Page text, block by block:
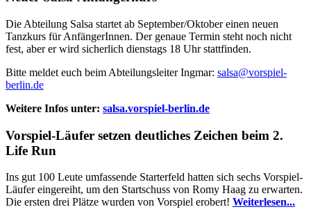
Die Abteilung Salsa startet ab September/Oktober einen neuen
Tanzkurs für AnfängerInnen. Der genaue Termin steht noch nicht
fest, aber er wird sicherlich dienstags 18 Uhr stattfinden.
Bitte meldet euch beim Abteilungsleiter Ingmar: salsa@vorspiel-
berlin.de
Weitere Infos unter: salsa.vorspiel-berlin.de
Vorspiel-Läufer setzen deutliches Zeichen beim 2.
Life Run
Ins gut 100 Leute umfassende Starterfeld hatten sich sechs Vorspiel-
Läufer eingereiht, um den Startschuss von Romy Haag zu erwarten.
Die ersten drei Plätze wurden von Vorspiel erobert! Weiterlesen...